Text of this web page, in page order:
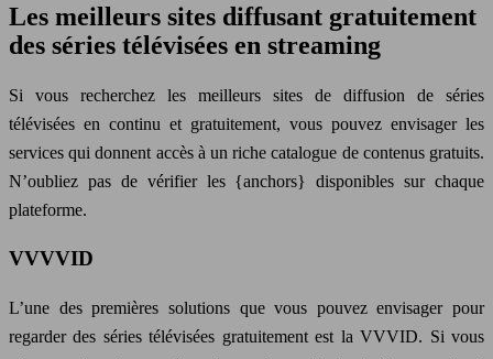
Les meilleurs sites diffusant gratuitement
des séries télévisées en streaming
Si vous recherchez les meilleurs sites de diffusion de séries
télévisées en continu et gratuitement, vous pouvez envisager les
services qui donnent accès à un riche catalogue de contenus gratuits.
N’oubliez pas de vérifier les {anchors} disponibles sur chaque
plateforme.
VVVVID
L’une des premières solutions que vous pouvez envisager pour
regarder des séries télévisées gratuitement est la VVVID. Si vous